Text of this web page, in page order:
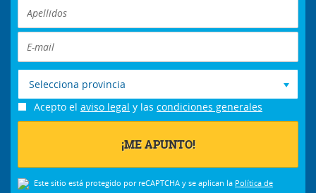
Selecciona provincia
Acepto el aviso legal y las condiciones generales
Este sitio está protegido por reCAPTCHA y se aplican la Política de